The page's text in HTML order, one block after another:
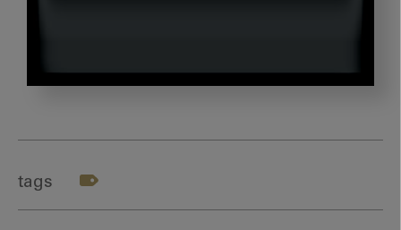
tags